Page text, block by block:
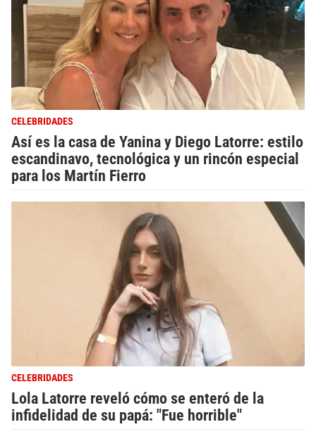
CELEBRIDADES
Así es la casa de Yanina y Diego Latorre: estilo
escandinavo, tecnológica y un rincón especial
para los Martín Fierro
CELEBRIDADES
Lola Latorre reveló cómo se enteró de la
infidelidad de su papá: "Fue horrible"